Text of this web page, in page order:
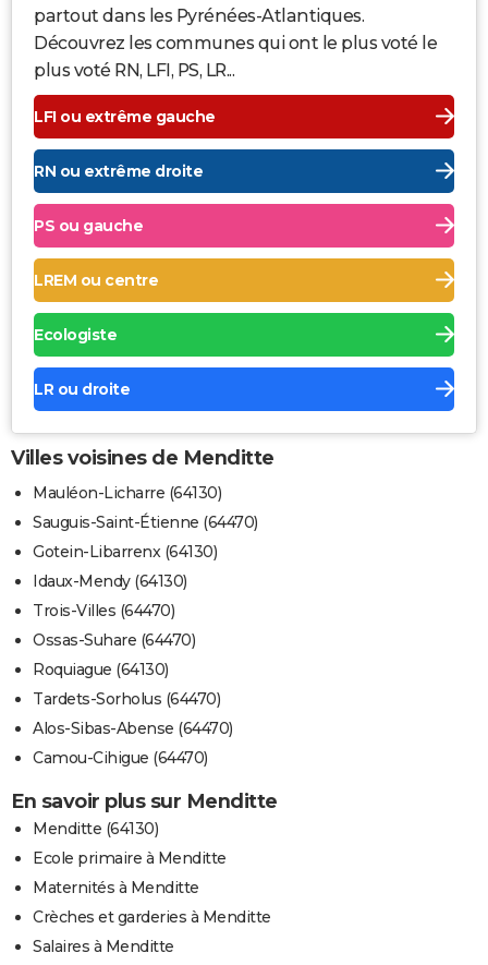
partout dans les Pyrénées-Atlantiques.
Découvrez les communes qui ont le plus voté le
plus voté RN, LFI, PS, LR...
LFI ou extrême gauche
RN ou extrême droite
PS ou gauche
LREM ou centre
Ecologiste
LR ou droite
Villes voisines de Menditte
Mauléon-Licharre (64130)
Sauguis-Saint-Étienne (64470)
Gotein-Libarrenx (64130)
Idaux-Mendy (64130)
Trois-Villes (64470)
Ossas-Suhare (64470)
Roquiague (64130)
Tardets-Sorholus (64470)
Alos-Sibas-Abense (64470)
Camou-Cihigue (64470)
En savoir plus sur Menditte
Menditte (64130)
Ecole primaire à Menditte
Maternités à Menditte
Crèches et garderies à Menditte
Salaires à Menditte